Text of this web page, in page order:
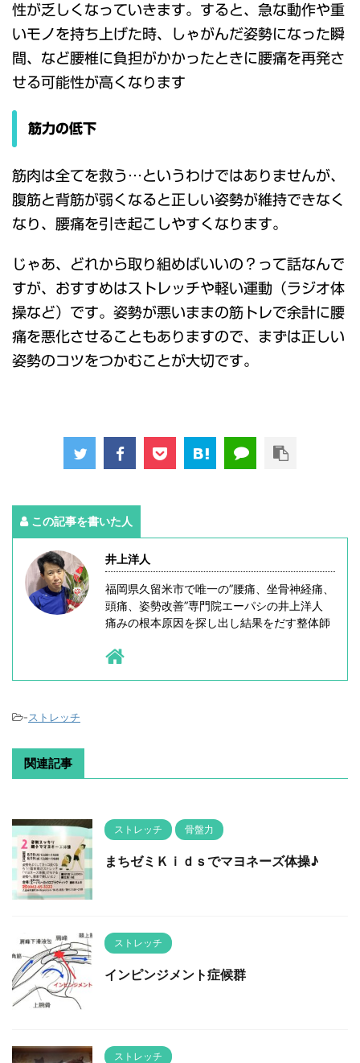
性が乏しくなっていきます。すると、急な動作や重
いモノを持ち上げた時、しゃがんだ姿勢になった瞬
間、など腰椎に負担がかかったときに腰痛を再発さ
せる可能性が高くなります
筋力の低下
筋肉は全てを救う…というわけではありませんが、
腹筋と背筋が弱くなると正しい姿勢が維持できなく
なり、腰痛を引き起こしやすくなります。
じゃあ、どれから取り組めばいいの？って話なんで
すが、おすすめはストレッチや軽い運動（ラジオ体
操など）です。姿勢が悪いままの筋トレで余計に腰
痛を悪化させることもありますので、まずは正しい
姿勢のコツをつかむことが大切です。
この記事を書いた人
井上洋人
福岡県久留米市で唯一の”腰痛、坐骨神経痛、
頭痛、姿勢改善”専門院エーパシの井上洋人
痛みの根本原因を探し出し結果をだす整体師
-ストレッチ
関連記事
ストレッチ 骨盤力
まちゼミＫｉｄｓでマヨネーズ体操♪
ストレッチ
インピンジメント症候群
ストレッチ